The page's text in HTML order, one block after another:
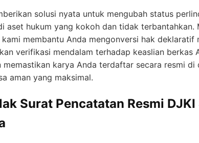
solusi nyata untuk mengubah status
aset hukum yang kokoh dan tidak terbantahkan.
membantu Anda mengonversi hak
verifikasi mendalam terhadap keaslian berkas
memastikan karya Anda terdaftar secara resmi
aman yang maksimal.
Surat Pencatatan Resmi